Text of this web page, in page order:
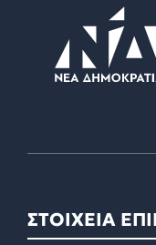
ΣΤΟΙΧΕΙΑ